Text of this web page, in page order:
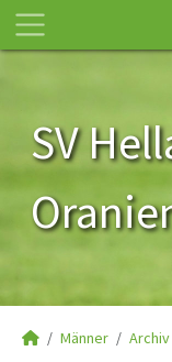
SV
Männer Archiv